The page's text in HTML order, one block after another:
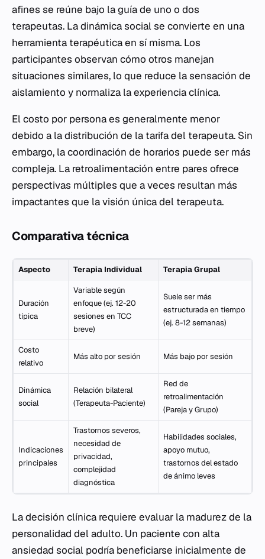
afines se reúne bajo la guía de uno o dos
terapeutas. La dinámica social se convierte en una
herramienta terapéutica en sí misma. Los
participantes observan cómo otros manejan
situaciones similares, lo que reduce la sensación de
aislamiento y normaliza la experiencia clínica.
El costo por persona es generalmente menor
debido a la distribución de la tarifa del terapeuta. Sin
embargo, la coordinación de horarios puede ser más
compleja. La retroalimentación entre pares ofrece
perspectivas múltiples que a veces resultan más
impactantes que la visión única del terapeuta.
Comparativa técnica
Aspecto Terapia Individual Terapia Grupal
Duración
típica
Variable según
enfoque (ej. 12-20
sesiones en TCC
breve)
Suele ser más
estructurada en tiempo
(ej. 8-12 semanas)
Costo
relativo
Más alto por sesión Más bajo por sesión
Dinámica
social
Relación bilateral
(Terapeuta-Paciente)
Red de
retroalimentación
(Pareja y Grupo)
Indicaciones
principales
Trastornos severos,
necesidad de
privacidad,
complejidad
diagnóstica
Habilidades sociales,
apoyo mutuo,
trastornos del estado
de ánimo leves
La decisión clínica requiere evaluar la madurez de la
personalidad del adulto. Un paciente con alta
ansiedad social podría beneficiarse inicialmente de